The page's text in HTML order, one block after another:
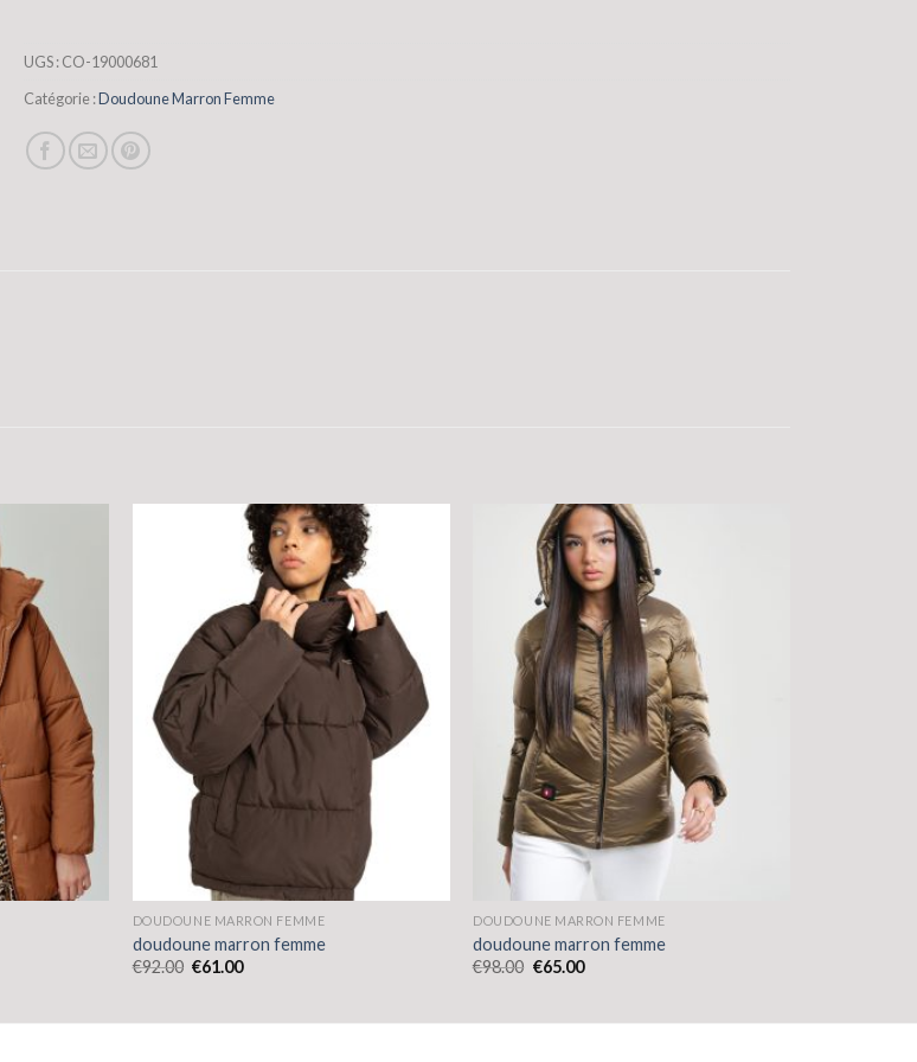
UGS :CO-19000681
Catégorie :Doudoune Marron Femme
DOUDOUNE MARRON FEMME
doudoune marron femme
€92.00 €61.00
DOUDOUNE MARRON FEMME
doudoune marron femme
€98.00 €65.00